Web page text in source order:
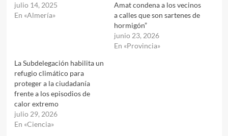
julio 14, 2025
En «Almería»
Amat condena a los vecinos
a calles que son sartenes de
hormigón”
junio 23, 2026
En «Provincia»
La Subdelegación habilita un
refugio climático para
proteger a la ciudadanía
frente a los episodios de
calor extremo
julio 29, 2026
En «Ciencia»